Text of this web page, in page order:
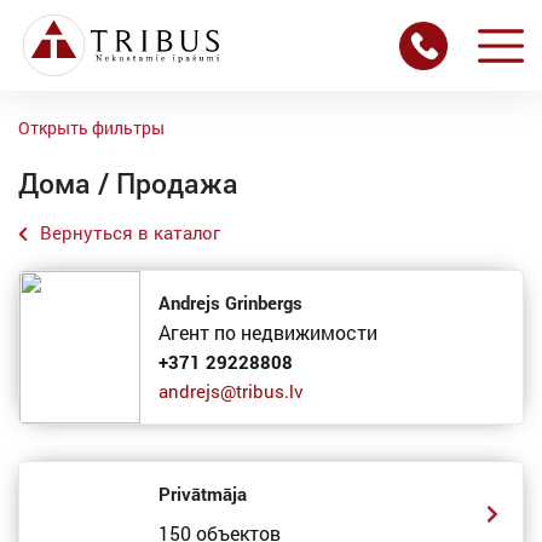
Открыть фильтры
Дома / Продажа
Вернуться в каталог
Andrejs Grinbergs
Агент по недвижимости
+371 29228808
andrejs@tribus.lv
Privātmāja
150 объектов